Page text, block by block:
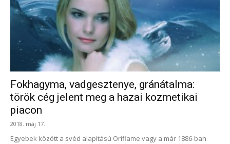
Fokhagyma, vadgesztenye, gránátalma:
török cég jelent meg a hazai kozmetikai
piacon
2018. máj 17.
Egyebek között a svéd alapítású Oriflame vagy a már 1886-ban